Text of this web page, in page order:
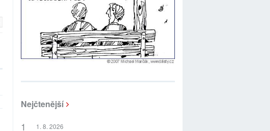
Nejčtenější
1. 8. 2026